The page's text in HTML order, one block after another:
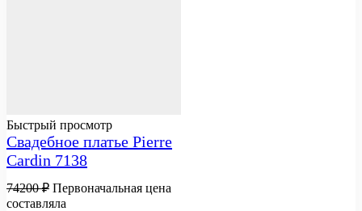
Быстрый просмотр
Свадебное платье Pierre
Cardin 7138
74200₽ Первоначальная цена
составляла